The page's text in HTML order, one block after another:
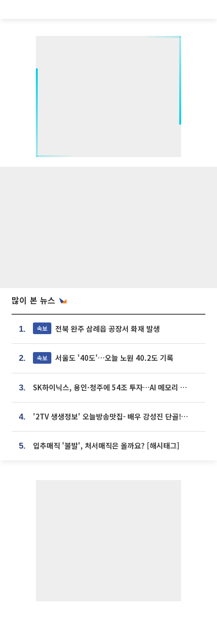
많이 본 뉴스
1. 속보 전북 완주 삼례읍 공장서 화재 발생
2. 속보 서울도 '40도'…오늘 노원 40.2도 기록
3. SK하이닉스, 용인·청주에 54조 투자…AI 메모리 생산기지 키운다
4. '2TV 생생정보' 오늘방송맛집- 배우 강성진 단골! 쌀국수ㆍ푸팟퐁 커리 맛집 '블○○○'
5. 입추매직 '불발', 처서매직은 올까요? [해시태그]